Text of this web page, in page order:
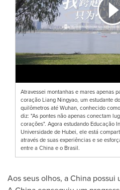
Atravessei montanhas e mares apenas
coração Liang Ningyao, um estudante
quilômetros até Wuhan, conhecido
diz: "As pontes não apenas conectam
corações". Agora estudando Educação
Universidade de Hubei, ele está
através de suas experiências e se
entre a China e o Brasil.
Aos seus olhos, aChina possui